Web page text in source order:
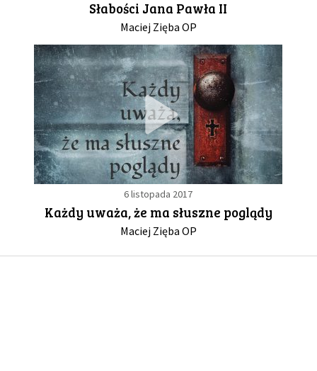
DRUŻYNA
WESPRZYJ NAS
PARTNERZY
NEWSLETTER
Słabości Jana Pawła II
Maciej Zięba OP
6 listopada 2017
Każdy uważa, że ma słuszne poglądy
Maciej Zięba OP